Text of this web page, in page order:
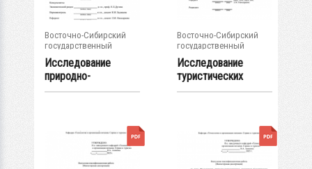
Восточно-Сибирский
государственный
университет...
Исследование
природно-
рекреационного
Восточно-Сибирский
государственный
университет...
Исследование
туристических
ресурсов